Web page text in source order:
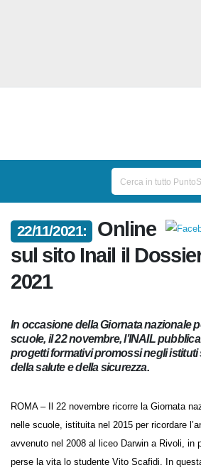
22/11/2021:
Online sul sito Inail
scuola 2021
In occasione della Giornata nazionale
scuole, il 22 novembre, l’INAIL
progetti formativi promossi negli
della salute e della sicurezza.
ROMA – Il 22 novembre ricorre la Giornata
nelle scuole, istituita nel 2015 per ricordare
avvenuto nel 2008 al liceo Darwin a Rivoli, in
perse la vita lo studente Vito Scafidi. In